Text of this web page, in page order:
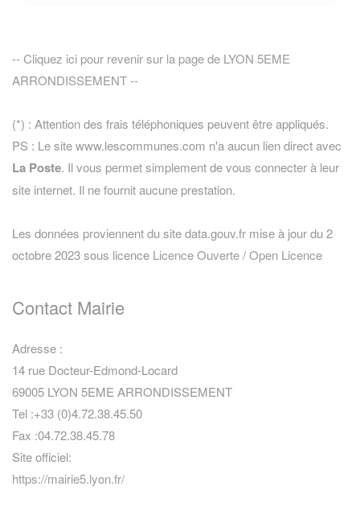
-- Cliquez ici pour revenir sur la page de LYON 5EME
ARRONDISSEMENT --
(*) : Attention des frais téléphoniques peuvent être appliqués.
PS : Le site www.lescommunes.com n'a aucun lien direct avec
La Poste. Il vous permet simplement de vous connecter à leur
site internet. Il ne fournit aucune prestation.
Les données proviennent du site data.gouv.fr mise à jour du 2
octobre 2023 sous licence Licence Ouverte / Open Licence
Contact Mairie
Adresse :
14 rue Docteur-Edmond-Locard
69005 LYON 5EME ARRONDISSEMENT
Tel :+33 (0)4.72.38.45.50
Fax :04.72.38.45.78
Site officiel:
https://mairie5.lyon.fr/